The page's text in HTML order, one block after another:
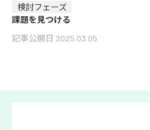
検討フェーズ
課題を見つける
記事公開日 2025.03.05